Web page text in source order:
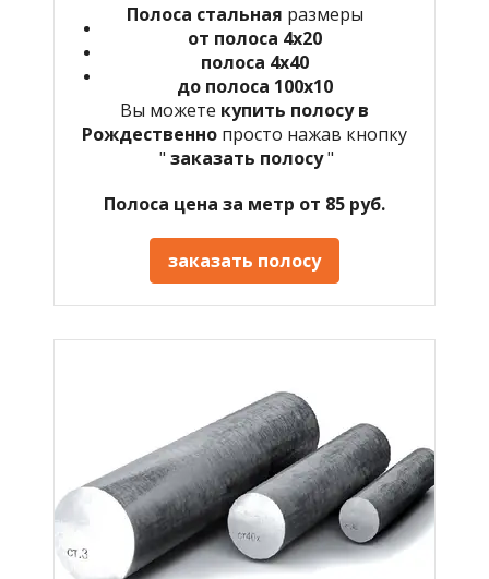
Полоса стальная размеры
от полоса 4х20
полоса 4х40
до полоса 100х10
Вы можете купить полосу в
Рождественно просто нажав кнопку
" заказать полосу"
Полоса цена за метр от 85 руб.
заказать полосу